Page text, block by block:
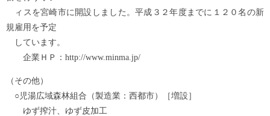
ィスを宮崎市に開設しました。平成３２年度までに１２０名の新
規雇用を予定
しています。
企業ＨＰ：http://www.minma.jp/
（その他）
○児湯広域森林組合（製造業：西都市）［増設］
ゆず搾汁、ゆず皮加工